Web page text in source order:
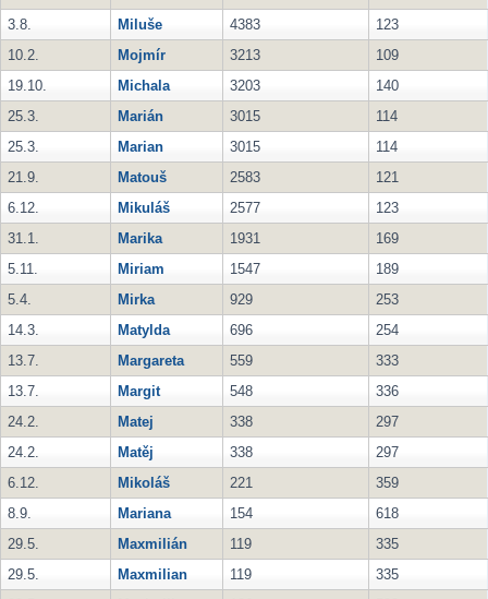
3.8.
Miluše 4383
123
10.2.
Mojmír 3213
109
19.10.
Michala 3203
140
25.3.
Marián 3015
114
25.3.
Marian 3015
114
21.9.
Matouš 2583
121
6.12.
Mikuláš 2577
123
31.1.
Marika 1931
169
5.11.
Miriam 1547
189
5.4.
Mirka 929
253
14.3.
Matylda 696
254
13.7.
Margareta 559
333
13.7.
Margit 548
336
24.2.
Matej 338
297
24.2.
Matěj 338
297
6.12.
Mikoláš 221
359
8.9.
Mariana 154
618
29.5.
Maxmilián 119
335
29.5.
Maxmilian 119
335